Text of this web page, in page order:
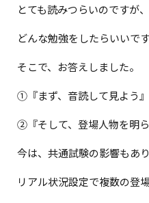
とても読みつらいのですが、
どんな勉強をしたらいいです
そこで、お答えしました。
①『まず、音読して見よう』
②『そして、登場人物を明ら
今は、共通試験の影響もあり
リアル状況設定で複数の登